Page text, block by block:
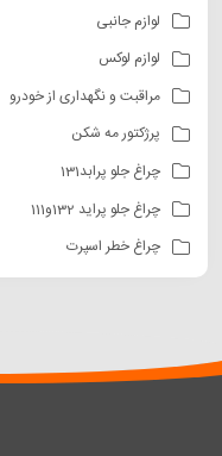
لوازم جانبی
لوازم لوکس
مراقبت و نگهداری از خودرو
پرژکتور مه شکن
چراغ جلو پرابد131
چراغ جلو پراید 132و111
چراغ خطر اسپرت